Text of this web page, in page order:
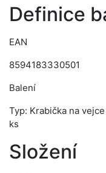
Definice
EAN
8594183330501
Balení
Typ: Krabička na
ks
Složení